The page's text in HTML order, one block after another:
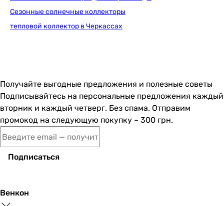
Сезонные солнечные коллекторы
тепловой коллектор в Черкассах
Получайте выгодные предложения и полезные советы
Подписывайтесь на персональные предложения каждый
вторник и каждый четверг. Без спама. Отправим
промокод на следующую покупку – 300 грн.
Подписаться
Венкон